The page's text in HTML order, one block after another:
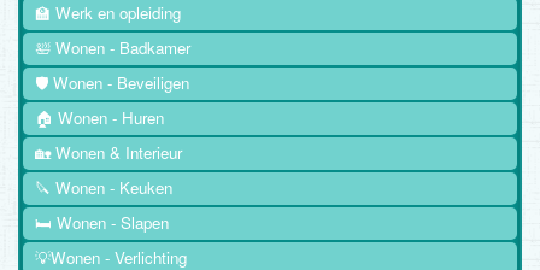
🏫 Werk en opleiding
🛀 Wonen - Badkamer
🛡️ Wonen - Beveiligen
🏠 Wonen - Huren
🏡 Wonen & Interieur
🔪 Wonen - Keuken
🛏️ Wonen - Slapen
💡Wonen - Verlichting